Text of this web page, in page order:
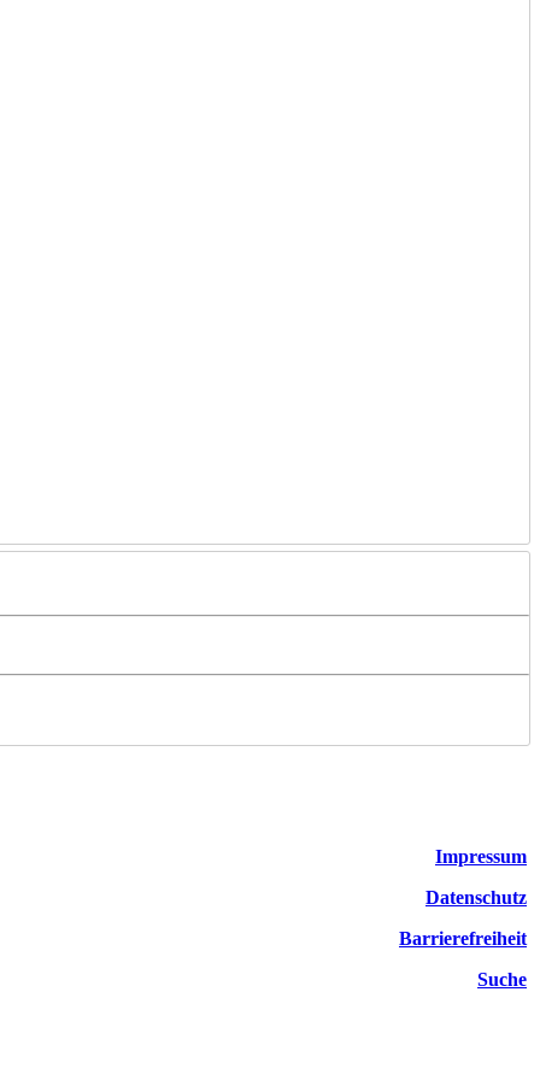
Impressum
Datenschutz
Barrierefreiheit
Suche